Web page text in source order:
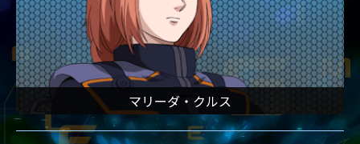
マリーダ・クルス